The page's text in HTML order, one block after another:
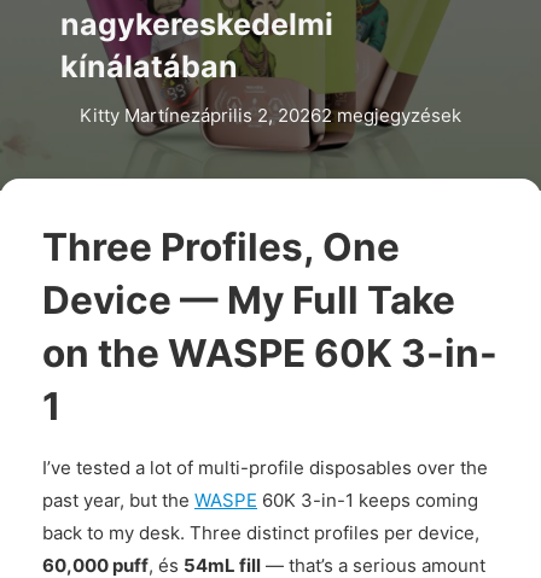
nagykereskedelmi
kínálatában
Kitty Martínezáprilis 2, 20262 megjegyzések
Three Profiles, One
Device — My Full Take
on the WASPE 60K 3-in-
1
I’ve tested a lot of multi-profile disposables over the
past year, but the WASPE 60K 3-in-1 keeps coming
back to my desk. Three distinct profiles per device,
60,000 puff, és 54mL fill — that’s a serious amount